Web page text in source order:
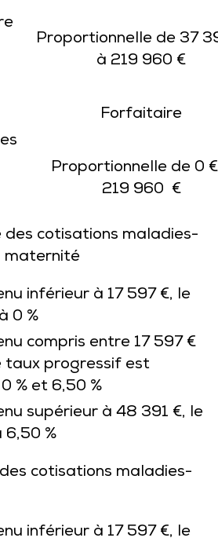
Proportionnelle de 37
à 219 960 €
Forfaitaire
Proportionnelle de 0
219 960 €
des cotisations maladies-
maternité
inférieur à 17 597 €, le
0 %
compris entre 17 597 €
taux progressif est
% et 6,50 %
supérieur à 48 391 €, le
%
cotisations maladies-
inférieur à 17 597 €, le